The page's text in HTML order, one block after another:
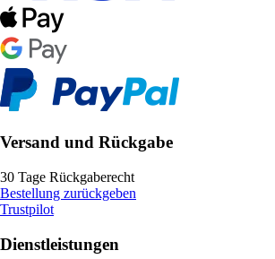
Versand und Rückgabe
30 Tage Rückgaberecht
Bestellung zurückgeben
Trustpilot
Dienstleistungen